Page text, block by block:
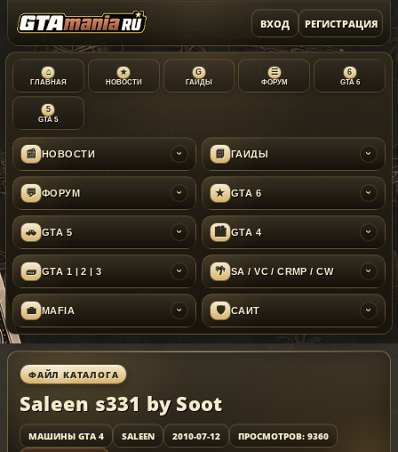
ВХОД РЕГИСТРАЦИЯ
⌂
ГЛАВНАЯ
★
НОВОСТИ
G
ГАЙДЫ
☰
ФОРУМ
6
GTA 6
5
GTA 5
📰 НОВОСТИ › 📘 ГАЙДЫ ›
💬 ФОРУМ › ★ GTA 6 ›
🚗 GTA 5 › 🏙 GTA 4 ›
🧱 GTA 1 | 2 | 3 › 🌴 SA / VC / CRMP / CW ›
💼 MAFIA › 🛡 САЙТ ›
ФАЙЛ КАТАЛОГА
Saleen s331 by Soot
МАШИНЫ GTA 4 SALEEN 2010-07-12
ПРОСМОТРОВ: 9360